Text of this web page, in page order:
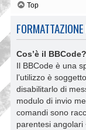
Top
Cos’è il BBCode?
Il BBCode è una
l’utilizzo è
disabilitarlo di
modulo di invio
comandi sono
parentesi